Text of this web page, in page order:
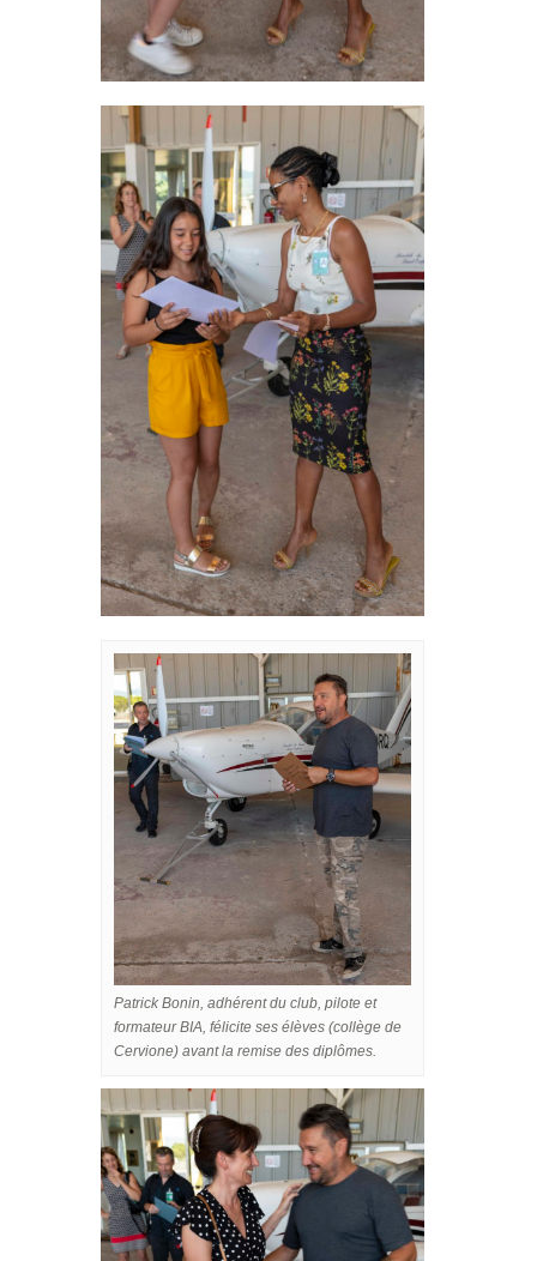
Patrick Bonin, adhérent du club, pilote et
formateur BIA, félicite ses élèves (collège de
Cervione) avant la remise des diplômes.